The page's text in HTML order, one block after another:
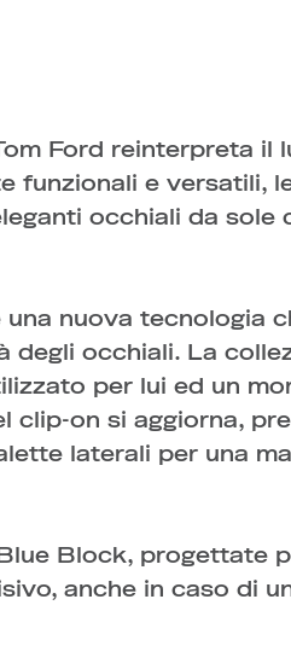
Ford reinterpreta il
funzionali e versatili,
occhiali da sole
nuova tecnologia
degli occhiali. La
per lui ed un
clip-on si aggiorna,
laterali per una
Block, progettate
anche in caso di